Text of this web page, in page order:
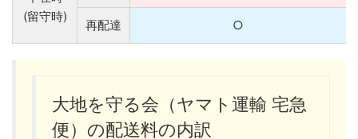
(留守時)
再配達 ○
大地を守る会（ヤマト運輸 宅急
便）の配送料の内訳